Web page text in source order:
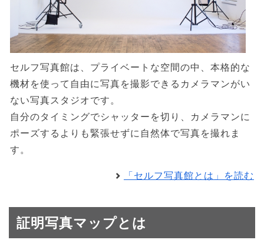
セルフ写真館は、プライベートな空間の中、本格的な
機材を使って自由に写真を撮影できるカメラマンがい
ない写真スタジオです。
自分のタイミングでシャッターを切り、カメラマンに
ポーズするよりも緊張せずに自然体で写真を撮れま
す。
「セルフ写真館とは」を読む
証明写真マップとは